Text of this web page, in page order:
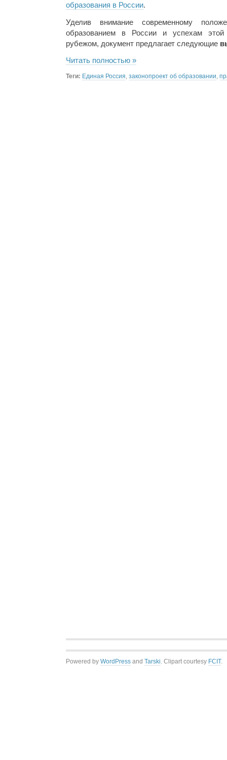
образования в России.
Уделив внимание современному
образованием в России и успехам
рубежом, документ предлагает следующие
Читать полностью »
Теги: Единая Россия, законопроект об образовании,
Powered by WordPress and Tarski . Clipart courtesy FCIT.